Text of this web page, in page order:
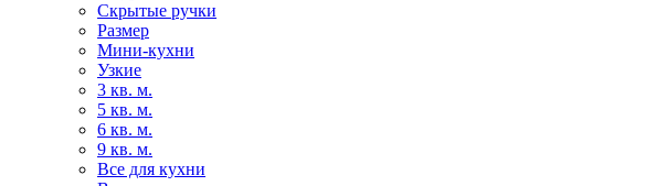
Скрытые ручки
Размер
Мини-кухни
Узкие
3 кв. м.
5 кв. м.
6 кв. м.
9 кв. м.
Все для кухни